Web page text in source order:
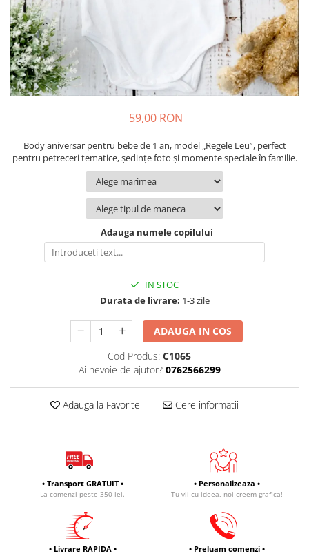
Body bebelusi personalizate
Perne personalizate
Plusuri personalizate
Agende personalizate
Etichete pentru sticla de vin
Cadouri Personalizate Unice
Cadouri pentru Doctori
Cadouri Pensionare
Cadouri Profesori
59,00 RON
Body aniversar pentru bebe de 1 an, model „Regele Leu”, perfect
pentru petreceri tematice, ședințe foto și momente speciale în familie.
Adauga numele copilului
IN STOC
Durata de livrare: 1-3 zile
ADAUGA IN COS
Cod Produs: C1065
Ai nevoie de ajutor? 0762566299
Adauga la Favorite Cere informatii
• Transport GRATUIT •
La comenzi peste 350 lei.
• Personalizeaza •
Tu vii cu ideea, noi creem grafica!
• Livrare RAPIDA • • Preluam comenzi •